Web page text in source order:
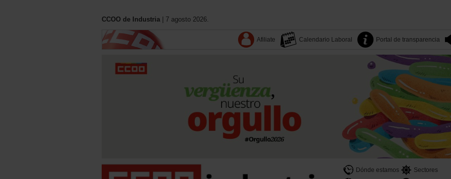
CCOO de Industria | 7 agosto 2026.
Afiliate Calendario Laboral Portal de transparencia
Dónde estamos Sectores